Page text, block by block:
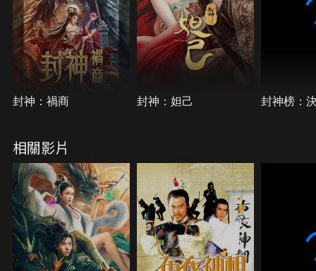
封神：禍商 封神：妲己 封神榜：
相關影片